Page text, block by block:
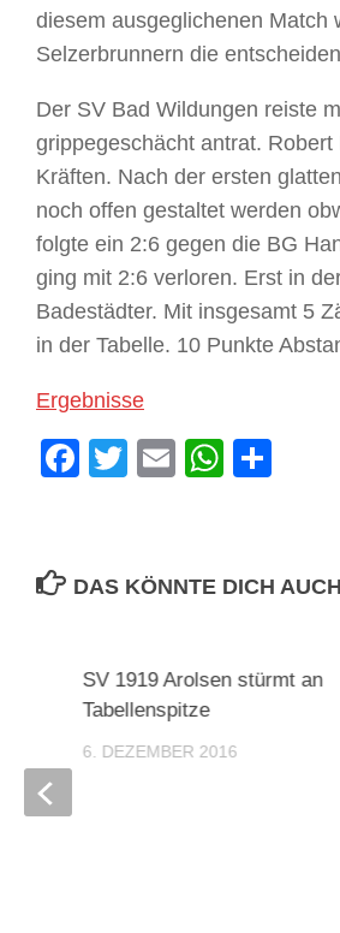
diesem ausgeglichenen Match
Selzerbrunnern die
Der SV Bad Wildungen reiste
grippegeschächt antrat.
Kräften. Nach der ersten
noch offen gestaltet werden
folgte ein 2:6 gegen die BG
ging mit 2:6 verloren. Erst in
Badestädter. Mit insgesamt 5
in der Tabelle. 10 Punkte
Ergebnisse
Facebook
TwitterEmail
DAS KÖNNTE DICH
SV 1919 Arolsen stürmt an
Tabellenspitze
6. DEZEMBER 2016